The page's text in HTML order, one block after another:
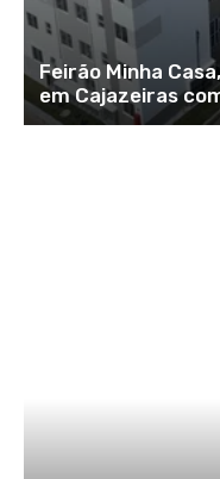
Feirão Minha
em Cajazeiras